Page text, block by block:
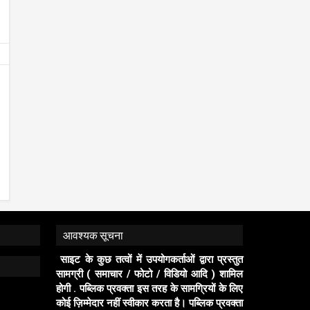
आवश्यक सूचना
साइट के कुछ तत्वों में उपयोगकर्ताओं द्वारा प्रस्तुत
सामग्री ( समाचार / फोटो / विडियो आदि ) शामिल
होगी . पब्लिक प्रवक्ता इस तरह के सामग्रियों के लिए
कोई ज़िम्मेदार नहीं स्वीकार करता है। पब्लिक प्रवक्ता